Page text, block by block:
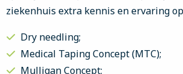
ziekenhuis extra kennis en ervaring
Dry needling;
Medical Taping Concept (MTC);
Mulligan Concept;